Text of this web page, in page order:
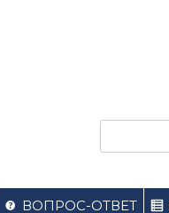
ВОПРОС-ОТВЕТ